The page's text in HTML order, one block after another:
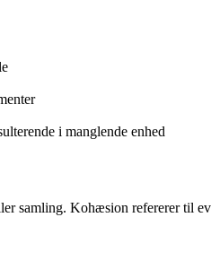
i manglende enhed
samling. Kohæsion refererer til